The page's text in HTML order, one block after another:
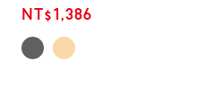
NT$1,386